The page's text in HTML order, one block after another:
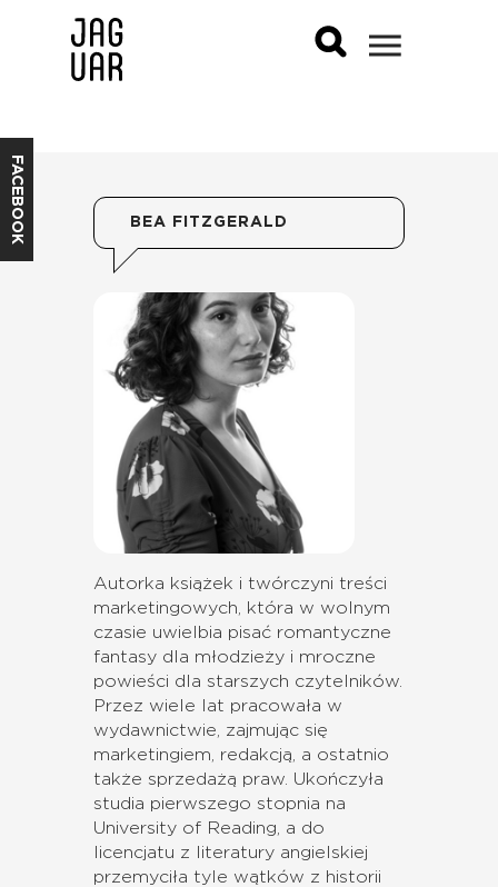
FACEBOOK BEA FITZGERALD
Autorka książek i twórczyni treści
marketingowych, która w wolnym
czasie uwielbia pisać romantyczne
fantasy dla młodzieży i mroczne
powieści dla starszych czytelników.
Przez wiele lat pracowała w
wydawnictwie, zajmując się
marketingiem, redakcją, a ostatnio
także sprzedażą praw. Ukończyła
studia pierwszego stopnia na
University of Reading, a do
licencjatu z literatury angielskiej
przemyciła tyle wątków z historii